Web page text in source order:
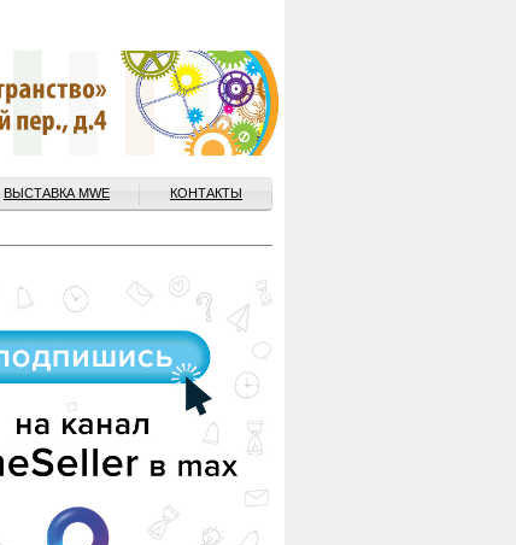
ВЫСТАВКА MWE КОНТАКТЫ